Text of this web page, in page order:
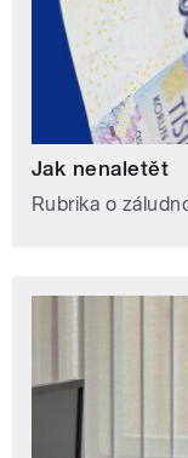
Jak nenaletět
Rubrika o